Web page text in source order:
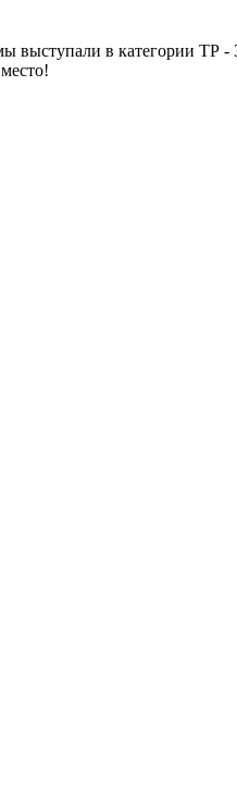
выступали в категории ТР -